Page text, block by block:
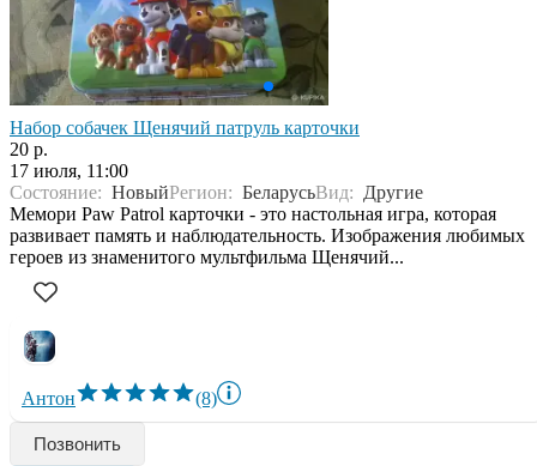
Набор собачек Щенячий патруль карточки
20 р.
17 июля, 11:00
Состояние: НовыйРегион: БеларусьВид: Другие
Мемори Paw Patrol карточки - это настольная игра, которая
развивает память и наблюдательность. Изображения любимых
героев из знаменитого мультфильма Щенячий...
Антон (8)
Позвонить